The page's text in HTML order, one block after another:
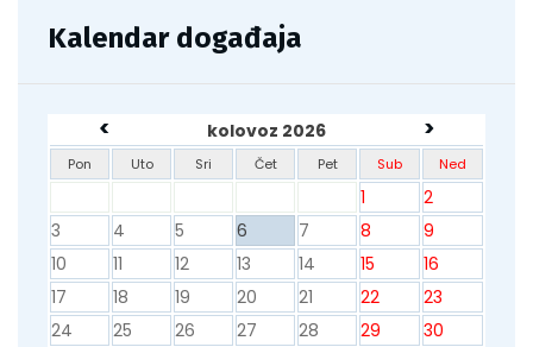
Kalendar događaja
< kolovoz 2026 >
Pon Uto Sri Čet Pet Sub Ned
1
2
3
4 5 6 7 8
9
10
11 12 13 14 15
16
17
18 19 20 21 22
23
24
25 26 27 28 29
30